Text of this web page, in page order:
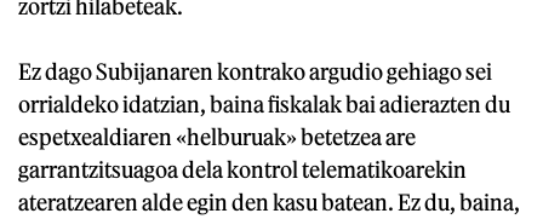
zortzi hilabeteak.
Ez dago Subijanaren kontrako argudio gehiago sei
orrialdeko idatzian, baina fiskalak bai adierazten du
espetxealdiaren «helburuak» betetzea are
garrantzitsuagoa dela kontrol telematikoarekin
ateratzearen alde egin den kasu batean. Ez du, baina,